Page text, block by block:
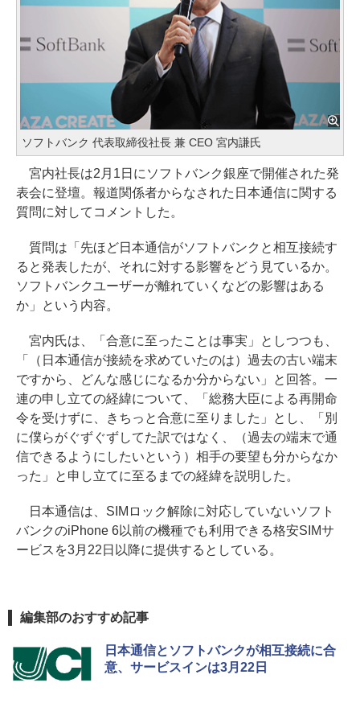
ソフトバンク 代表取締役社長 兼 CEO 宮内謙氏
宮内社長は2月1日にソフトバンク銀座で開催された発
表会に登壇。報道関係者からなされた日本通信に関する
質問に対してコメントした。
質問は「先ほど日本通信がソフトバンクと相互接続す
ると発表したが、それに対する影響をどう見ているか。
ソフトバンクユーザーが離れていくなどの影響はある
か」という内容。
宮内氏は、「合意に至ったことは事実」としつつも、
「（日本通信が接続を求めていたのは）過去の古い端末
ですから、どんな感じになるか分からない」と回答。一
連の申し立ての経緯について、「総務大臣による再開命
令を受けずに、きちっと合意に至りました」とし、「別
に僕らがぐずぐずしてた訳ではなく、（過去の端末で通
信できるようにしたいという）相手の要望も分からなか
った」と申し立てに至るまでの経緯を説明した。
日本通信は、SIMロック解除に対応していないソフト
バンクのiPhone 6以前の機種でも利用できる格安SIMサ
ービスを3月22日以降に提供するとしている。
編集部のおすすめ記事
日本通信とソフトバンクが相互接続に合
意、サービスインは3月22日